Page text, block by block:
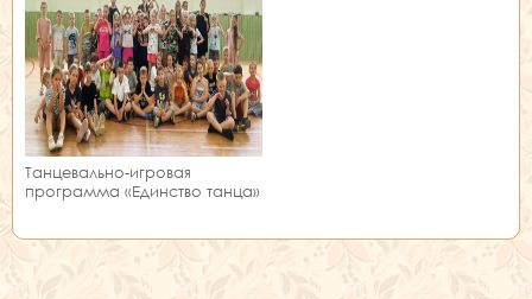
Танцевально-игровая
программа «Единство танца»